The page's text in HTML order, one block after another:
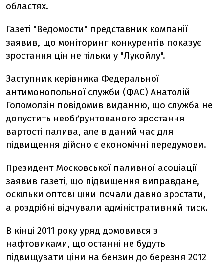
областях.
Газеті "Ведомости" представник компанії
заявив, що моніторинг конкурентів показує
зростання цін не тільки у "Лукойлу".
Заступник керівника Федеральної
антимонопольної служби (ФАС) Анатолій
Голомолзін повідомив виданню, що служба не
допустить необґрунтованого зростання
вартості палива, але в даний час для
підвищення дійсно є економічні передумови.
Президент Московської паливної асоціації
заявив газеті, що підвищення виправдане,
оскільки оптові ціни почали давно зростати,
а роздрібні відчували адміністративний тиск.
В кінці 2011 року уряд домовився з
нафтовиками, що останні не будуть
підвищувати ціни на бензин до березня 2012